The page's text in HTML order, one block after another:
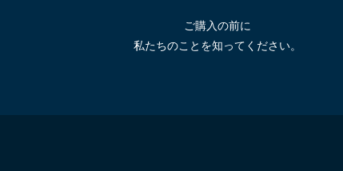
ご購入の前に
私たちのことを知ってください。